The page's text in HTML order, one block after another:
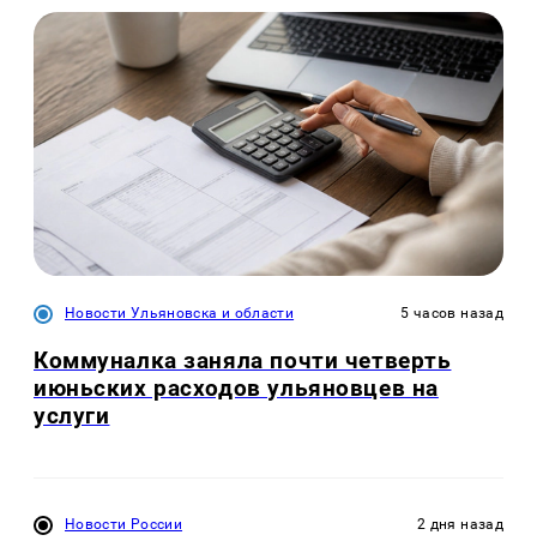
Новости Ульяновска и области 5 часов назад
Коммуналка заняла почти четверть
июньских расходов ульяновцев на
услуги
Новости России 2 дня назад